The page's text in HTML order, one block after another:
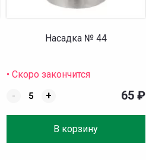
Насадка № 44
• Скоро закончится
-
+
В корзину
65 ₽